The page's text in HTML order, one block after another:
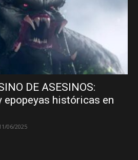
DE ASESINOS:
epopeyas históricas en
06/2025